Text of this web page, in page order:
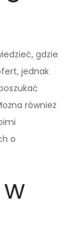
gdzie
jednak
również
o